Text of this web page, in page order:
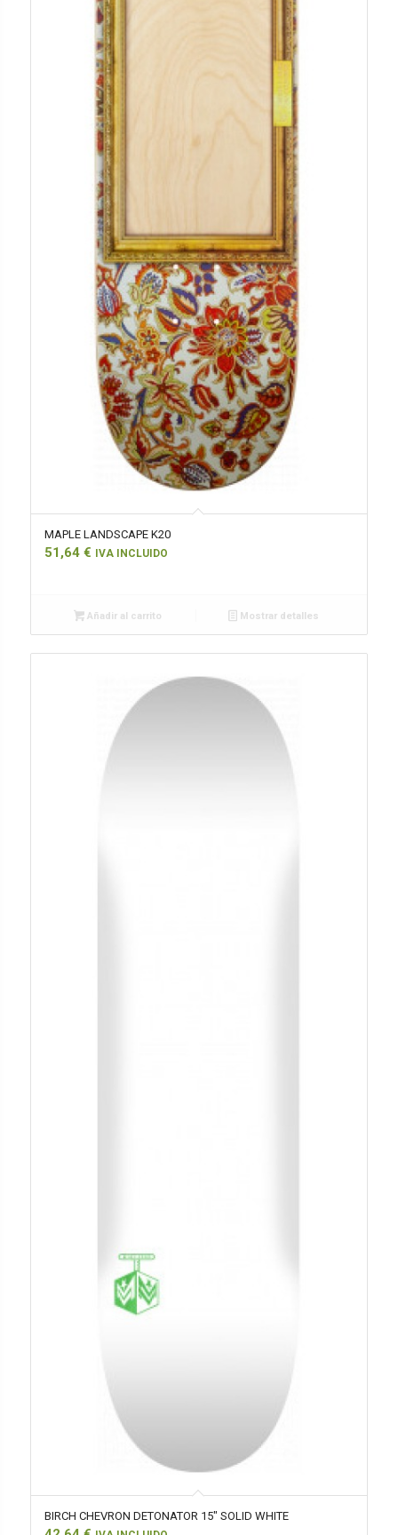
MAPLE LANDSCAPE K20
51,64 € IVA INCLUIDO
Añadir al carrito Mostrar detalles
BIRCH CHEVRON DETONATOR 15″ SOLID WHITE